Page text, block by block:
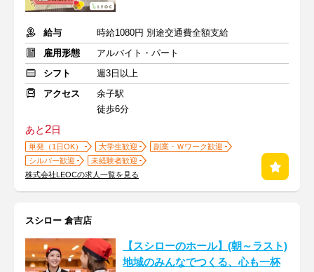
給与
時給1080円 別途交通費全額支給
雇用形態
アルバイト・パート
シフト
週3日以上
アクセス
余子駅
徒歩6分
あと2日
単発（1日OK） 大学生歓迎
副業・Ｗワーク歓迎
シルバー歓迎
未経験者歓迎
株式会社LEOCの求人一覧を見る
スシロー 倉吉店
【スシローのホール】(朝～ラスト)
地域のみんなでつくる、心も一杯